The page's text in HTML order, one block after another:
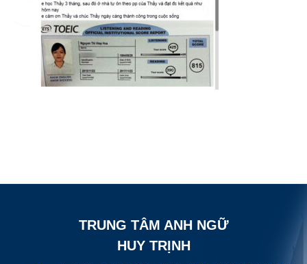
TRUNG TÂM ANH NGỮ
HUY TRỊNH